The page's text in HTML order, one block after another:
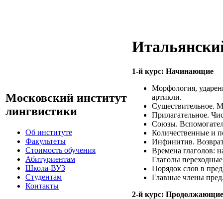
Московский институт
лингвистики
Об институте
Факультеты
Стоимость обучения
Абитуриентам
Школа-ВУЗ
Студентам
Контакты
1-й курс: Начинающие
Морфология,
артикли.
Существительное.
Прилагательное.
Союзы.
Количественные и
Инфинитив.
Времена глаголов:
Глаголы
Порядок слов в
Главные члены
2-й курс: Продолжающие